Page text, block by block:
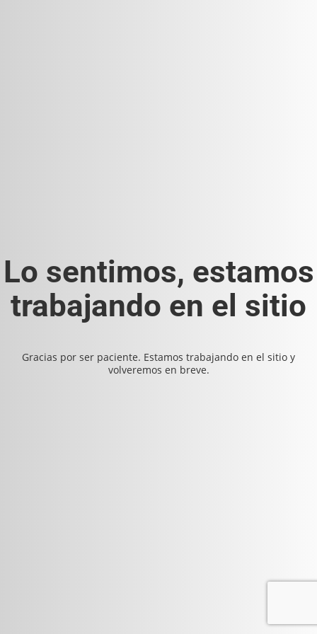
Lo sentimos, estamos
trabajando en el sitio
Gracias por ser paciente. Estamos trabajando en el sitio y
volveremos en breve.